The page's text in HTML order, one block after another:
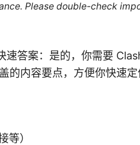
Please double-check
答案：是的，你需要
的内容要点，方便你快速定
等）